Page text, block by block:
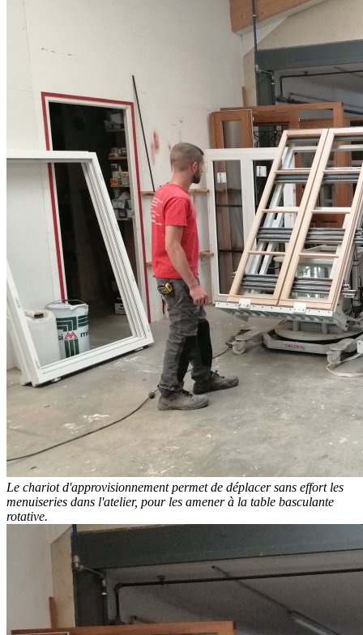
Le chariot d'approvisionnement permet de déplacer sans effort les
menuiseries dans l'atelier, pour les amener à la table basculante
rotative.